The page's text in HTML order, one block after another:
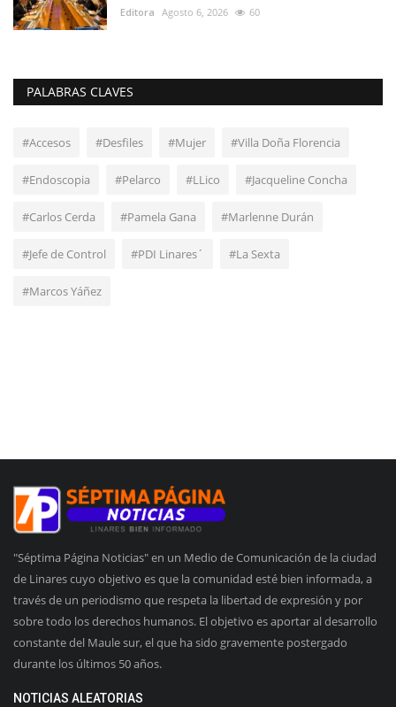
Editora Agosto 6, 2026 60
PALABRAS CLAVES
#Accesos #Desfiles #Mujer #Villa Doña Florencia
#Endoscopia #Pelarco #LLico #Jacqueline Concha
#Carlos Cerda #Pamela Gana #Marlenne Durán
#Jefe de Control #PDI Linares´ #La Sexta
#Marcos Yáñez
"Séptima Página Noticias" en un Medio de Comunicación de la ciudad
de Linares cuyo objetivo es que la comunidad esté bien informada, a
través de un periodismo que respeta la libertad de expresión y por
sobre todo los derechos humanos. El objetivo es aportar al desarrollo
constante del Maule sur, el que ha sido gravemente postergado
durante los últimos 50 años.
NOTICIAS ALEATORIAS